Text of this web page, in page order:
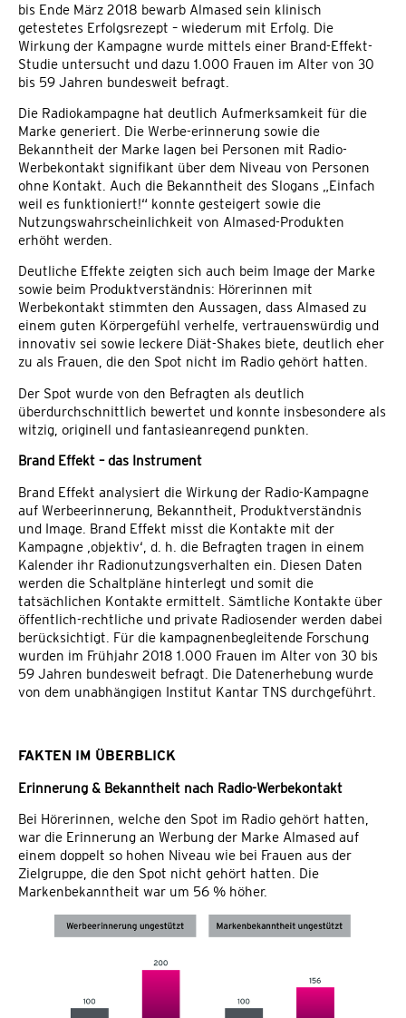
bis Ende März 2018 bewarb Almased sein klinisch
getestetes Erfolgsrezept – wiederum mit Erfolg. Die
Wirkung der Kampagne wurde mittels einer Brand-Effekt-
Studie untersucht und dazu 1.000 Frauen im Alter von 30
bis 59 Jahren bundesweit befragt.
Die Radiokampagne hat deutlich Aufmerksamkeit für die
Marke generiert. Die Werbe-erinnerung sowie die
Bekanntheit der Marke lagen bei Personen mit Radio-
Werbekontakt signifikant über dem Niveau von Personen
ohne Kontakt. Auch die Bekanntheit des Slogans „Einfach
weil es funktioniert!“ konnte gesteigert sowie die
Nutzungswahrscheinlichkeit von Almased-Produkten
erhöht werden.
Deutliche Effekte zeigten sich auch beim Image der Marke
sowie beim Produktverständnis: Hörerinnen mit
Werbekontakt stimmten den Aussagen, dass Almased zu
einem guten Körpergefühl verhelfe, vertrauenswürdig und
innovativ sei sowie leckere Diät-Shakes biete, deutlich eher
zu als Frauen, die den Spot nicht im Radio gehört hatten.
Der Spot wurde von den Befragten als deutlich
überdurchschnittlich bewertet und konnte insbesondere als
witzig, originell und fantasieanregend punkten.
Brand Effekt – das Instrument
Brand Effekt analysiert die Wirkung der Radio-Kampagne
auf Werbeerinnerung, Bekanntheit, Produktverständnis
und Image. Brand Effekt misst die Kontakte mit der
Kampagne ‚objektiv‘, d. h. die Befragten tragen in einem
Kalender ihr Radionutzungsverhalten ein. Diesen Daten
werden die Schaltpläne hinterlegt und somit die
tatsächlichen Kontakte ermittelt. Sämtliche Kontakte über
öffentlich-rechtliche und private Radiosender werden dabei
berücksichtigt. Für die kampagnenbegleitende Forschung
wurden im Frühjahr 2018 1.000 Frauen im Alter von 30 bis
59 Jahren bundesweit befragt. Die Datenerhebung wurde
von dem unabhängigen Institut Kantar TNS durchgeführt.
FAKTEN IM ÜBERBLICK
Erinnerung & Bekanntheit nach Radio-Werbekontakt
Bei Hörerinnen, welche den Spot im Radio gehört hatten,
war die Erinnerung an Werbung der Marke Almased auf
einem doppelt so hohen Niveau wie bei Frauen aus der
Zielgruppe, die den Spot nicht gehört hatten. Die
Markenbekanntheit war um 56 % höher.